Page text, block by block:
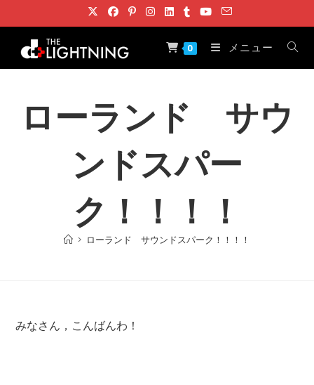
ン
0 メニュー
ローランド サウ
ンドスパー
ク！！！！
> ローランド サウンドスパーク！！！！
みなさん，こんばんわ！